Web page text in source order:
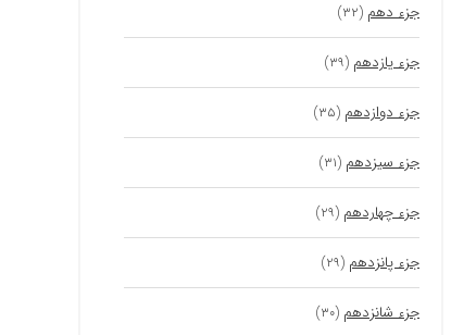
جزء دهم (۳۲)
جزء یازدهم (۳۹)
جزء دوازدهم (۳۵)
جزء سیزدهم (۳۱)
جزء چهاردهم (۲۹)
جزء پانزدهم (۲۹)
جزء شانزدهم (۳۰)